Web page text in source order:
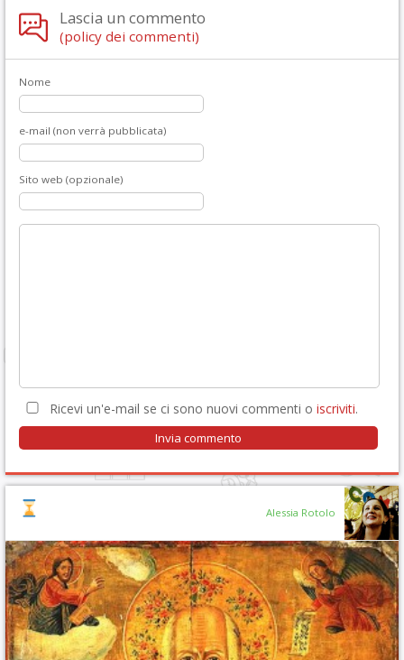
Lascia un commento
(policy dei commenti)
Nome
e-mail (non verrà pubblicata)
Sito web (opzionale)
Ricevi un'e-mail se ci sono nuovi commenti o iscriviti.
Alessia Rotolo